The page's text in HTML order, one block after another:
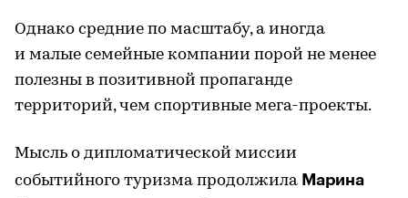
Однако средние по масштабу, а иногда
и малые семейные компании порой не менее
полезны в позитивной пропаганде
территорий, чем спортивные мега-проекты.
Мысль о дипломатической миссии
событийного туризма продолжила Марина